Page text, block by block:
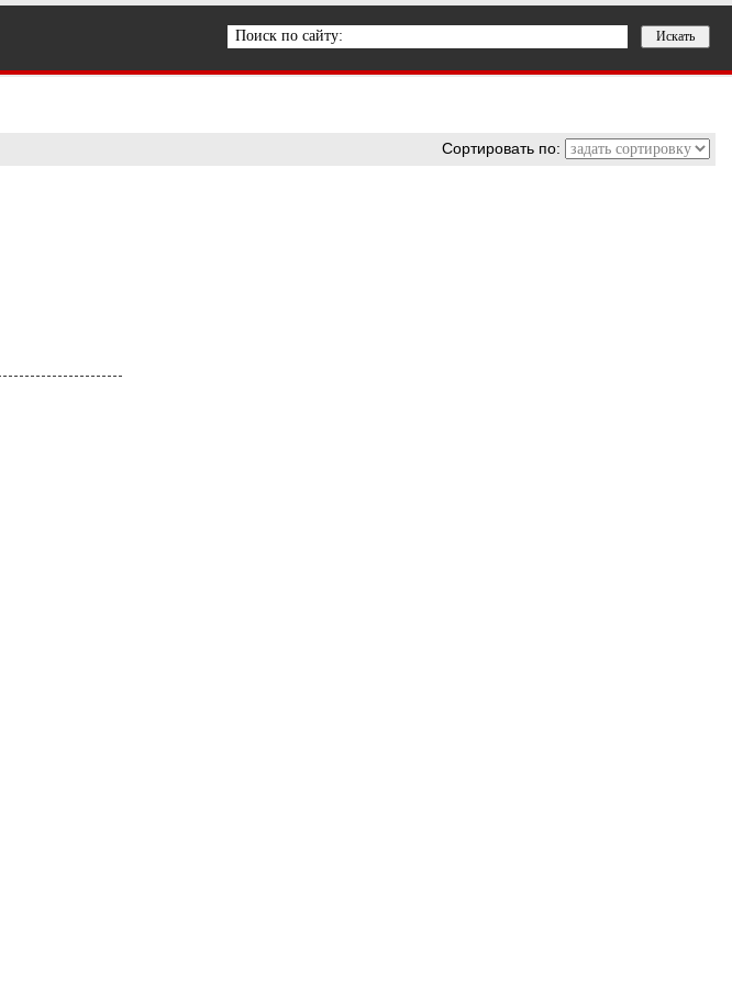
Сортировать по: